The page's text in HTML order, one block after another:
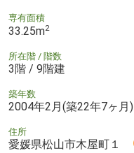
専有面積
33.25m2
所在階 / 階数
3階 / 9階建
築年数
2004年2月(築22年7ヶ月)
住所
愛媛県松山市木屋町１